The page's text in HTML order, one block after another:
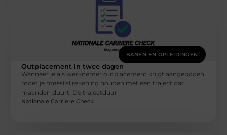
BANEN EN OPLEIDINGEN
Outplacement in twee dagen
Wanneer je als werknemer outplacement krijgt aangeboden
moet je meestal rekening houden met een traject dat
maanden duurt. De trajectduur
Nationale Carriere Check